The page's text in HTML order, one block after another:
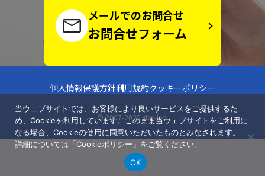
メールでのお問合せ
お問合せフォーム
個人情報保護方針利用規約クッキーポリシー
© 2007-2025 star-kid.
当ウェブサイトでは、お客様により良いサービスをご提供するた
め、Cookieを利用しています。このまま当ウェブサイトをご利用に
なる場合、Cookieの使用に同意いただいたものとみなされます。
詳細については「Cookieポリシー 」をご覧ください。
OK